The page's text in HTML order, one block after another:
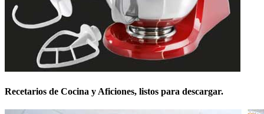
Recetarios de Cocina y Aficiones, listos para descargar.